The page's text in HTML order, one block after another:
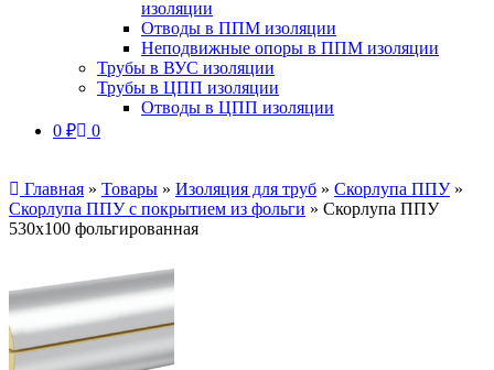
изоляции
Отводы в ППМ изоляции
Неподвижные опоры в ППМ изоляции
Трубы в ВУС изоляции
Трубы в ЦПП изоляции
Отводы в ЦПП изоляции
0 ₽ 0
Главная » Товары » Изоляция для труб » Скорлупа ППУ»
Скорлупа ППУ с покрытием из фольги » Скорлупа ППУ
530х100 фольгированная